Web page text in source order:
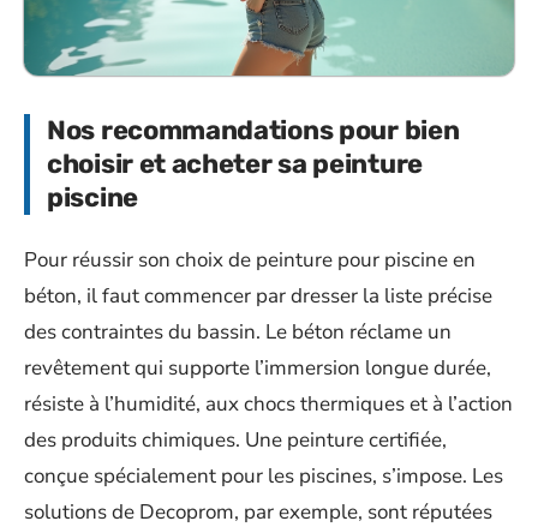
Nos recommandations pour bien
choisir et acheter sa peinture
piscine
Pour réussir son choix de peinture pour piscine en
béton, il faut commencer par dresser la liste précise
des contraintes du bassin. Le béton réclame un
revêtement qui supporte l’immersion longue durée,
résiste à l’humidité, aux chocs thermiques et à l’action
des produits chimiques. Une peinture certifiée,
conçue spécialement pour les piscines, s’impose. Les
solutions de Decoprom, par exemple, sont réputées